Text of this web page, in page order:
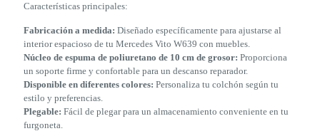
Características principales:
Fabricación a medida: Diseñado específicamente para ajustarse al
interior espacioso de tu Mercedes Vito W639 con muebles.
Núcleo de espuma de poliuretano de 10 cm de grosor: Proporciona
un soporte firme y confortable para un descanso reparador.
Disponible en diferentes colores: Personaliza tu colchón según tu
estilo y preferencias.
Plegable: Fácil de plegar para un almacenamiento conveniente en tu
furgoneta.